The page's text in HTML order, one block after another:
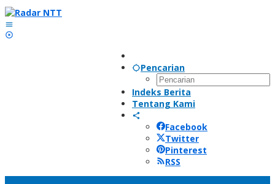
Lewati
ke
konten
Pencarian
Indeks Berita
Tentang Kami
Facebook
Twitter
Pinterest
RSS